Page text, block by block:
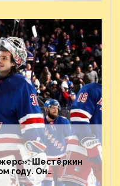
Шестёркин
году. Он